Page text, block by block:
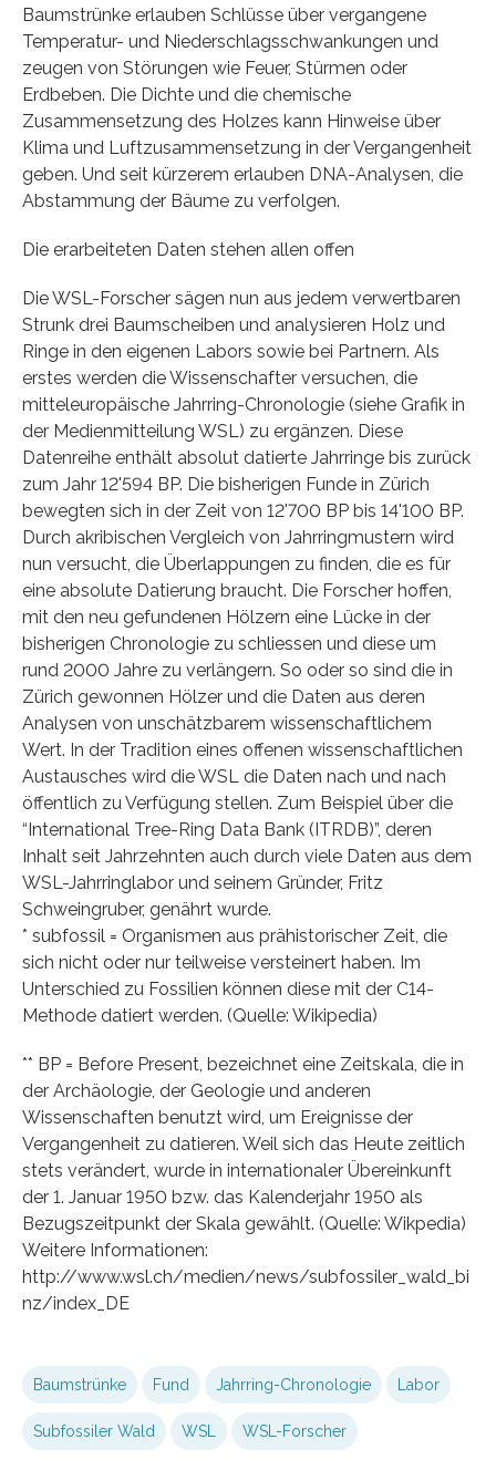
Baumstrünke erlauben Schlüsse über vergangene
Temperatur- und Niederschlagsschwankungen und
zeugen von Störungen wie Feuer, Stürmen oder
Erdbeben. Die Dichte und die chemische
Zusammensetzung des Holzes kann Hinweise über
Klima und Luftzusammensetzung in der Vergangenheit
geben. Und seit kürzerem erlauben DNA-Analysen, die
Abstammung der Bäume zu verfolgen.
Die erarbeiteten Daten stehen allen offen
Die WSL-Forscher sägen nun aus jedem verwertbaren
Strunk drei Baumscheiben und analysieren Holz und
Ringe in den eigenen Labors sowie bei Partnern. Als
erstes werden die Wissenschafter versuchen, die
mitteleuropäische Jahrring-Chronologie (siehe Grafik in
der Medienmitteilung WSL) zu ergänzen. Diese
Datenreihe enthält absolut datierte Jahrringe bis zurück
zum Jahr 12'594 BP. Die bisherigen Funde in Zürich
bewegten sich in der Zeit von 12'700 BP bis 14'100 BP.
Durch akribischen Vergleich von Jahrringmustern wird
nun versucht, die Überlappungen zu finden, die es für
eine absolute Datierung braucht. Die Forscher hoffen,
mit den neu gefundenen Hölzern eine Lücke in der
bisherigen Chronologie zu schliessen und diese um
rund 2000 Jahre zu verlängern. So oder so sind die in
Zürich gewonnen Hölzer und die Daten aus deren
Analysen von unschätzbarem wissenschaftlichem
Wert. In der Tradition eines offenen wissenschaftlichen
Austausches wird die WSL die Daten nach und nach
öffentlich zu Verfügung stellen. Zum Beispiel über die
“International Tree-Ring Data Bank (ITRDB)”, deren
Inhalt seit Jahrzehnten auch durch viele Daten aus dem
WSL-Jahrringlabor und seinem Gründer, Fritz
Schweingruber, genährt wurde.
* subfossil = Organismen aus prähistorischer Zeit, die
sich nicht oder nur teilweise versteinert haben. Im
Unterschied zu Fossilien können diese mit der C14-
Methode datiert werden. (Quelle: Wikipedia)
** BP = Before Present, bezeichnet eine Zeitskala, die in
der Archäologie, der Geologie und anderen
Wissenschaften benutzt wird, um Ereignisse der
Vergangenheit zu datieren. Weil sich das Heute zeitlich
stets verändert, wurde in internationaler Übereinkunft
der 1. Januar 1950 bzw. das Kalenderjahr 1950 als
Bezugszeitpunkt der Skala gewählt. (Quelle: Wikpedia)
Weitere Informationen:
http://www.wsl.ch/medien/news/subfossiler_wald_bi
nz/index_DE
Baumstrünke Fund Jahrring-Chronologie Labor
Subfossiler Wald WSL WSL-Forscher